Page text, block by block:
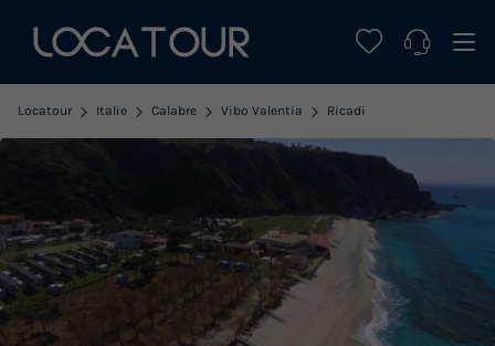
Locatour Italie Calabre Vibo Valentia Ricadi